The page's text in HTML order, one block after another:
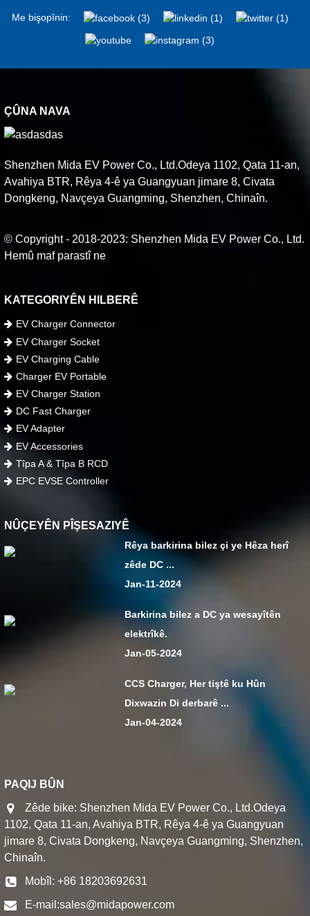
Me bişopînin:
ÇÛNA NAVA
Shenzhen Mida EV Power Co., Ltd.Odeya 1102, Qata 11-an,
Avahiya BTR, Rêya 4-ê ya Guangyuan jimare 8, Civata
Dongkeng, Navçeya Guangming, Shenzhen, Chinaîn.
© Copyright - 2018-2023: Shenzhen Mida EV Power Co., Ltd.
Hemû maf parastî ne
KATEGORIYÊN HILBERÊ
EV Charger Connector
EV Charger Socket
EV Charging Cable
Charger EV Portable
EV Charger Station
DC Fast Charger
EV Adapter
EV Accessories
Tîpa A & Tîpa B RCD
EPC EVSE Controller
NÛÇEYÊN PÎŞESAZIYÊ
Rêya barkirina bilez çi ye Hêza herî
zêde DC ...
Jan-11-2024
Barkirina bilez a DC ya wesayîtên
elektrîkê.
Jan-05-2024
CCS Charger, Her tiştê ku Hûn
Dixwazin Di derbarê ...
Jan-04-2024
PAQIJ BÛN
Zêde bike: Shenzhen Mida EV Power Co., Ltd.Odeya
1102, Qata 11-an, Avahiya BTR, Rêya 4-ê ya Guangyuan
jimare 8, Civata Dongkeng, Navçeya Guangming, Shenzhen,
Chinaîn.
Mobîl: +86 18203692631
E-mail:sales@midapower.com